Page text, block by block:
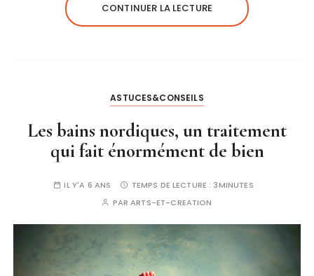
CONTINUER LA LECTURE
ASTUCES&CONSEILS
Les bains nordiques, un traitement
qui fait énormément de bien
IL Y'A 6 ANS TEMPS DE LECTURE : 3MINUTES
PARARTS-ET-CREATION